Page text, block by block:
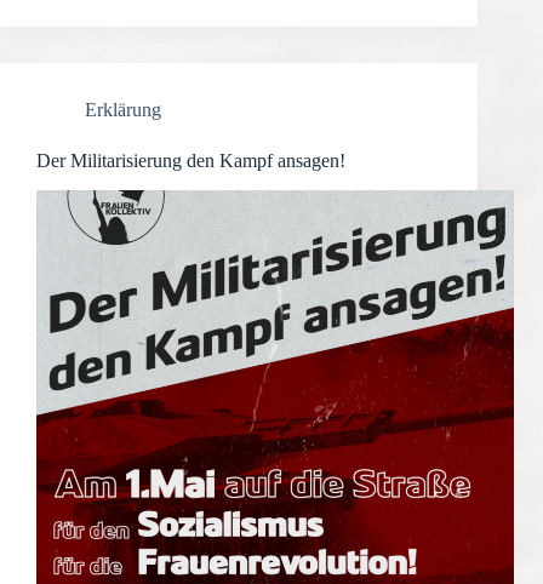
Erklärung
Der Militarisierung den Kampf ansagen!